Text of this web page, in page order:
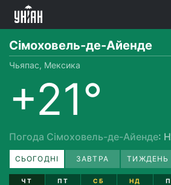
Сімоховель-де-Айенде
Чьяпас, Мексика
+21°
Погода Сімоховель-де-Айенде:
СЬОГОДНІ ЗАВТРА ТИЖДЕНЬ
ЧТ
ПТ
СБ
НД